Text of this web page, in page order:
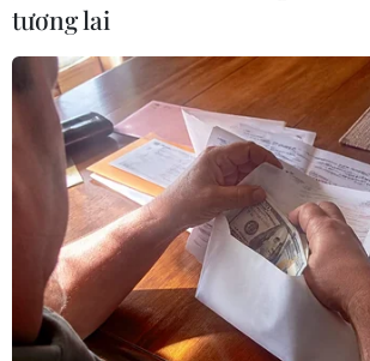
Đáng chú ý mã HAG bất ngờ có
thuận khoảng 11 triệu đơn vị ở
đồng/cổ phiếu, sau khi Fitch
HAG xuống mức tiêu cực.
Chỉ số VN30 phiên này cũng
(+2,36%) và lên ngưỡng
lượng giao dịch đạt 38,68
ứng 807,02 tỷ đồng.
tương lai